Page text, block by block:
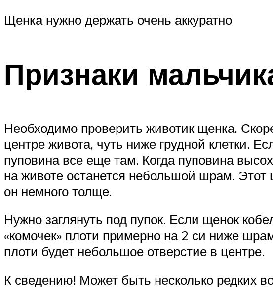
Щенка нужно держать очень аккуратно
Признаки
Необходимо проверить животик щенка.
центре живота, чуть ниже грудной клетки.
пуповина все еще там. Когда пуповина
на животе останется небольшой шрам. Этот
он немного толще.
Нужно заглянуть под пупок. Если щенок
«комочек» плоти примерно на 2 си ниже
плоти будет небольшое отверстие в центре.
К сведению! Может быть несколько редких